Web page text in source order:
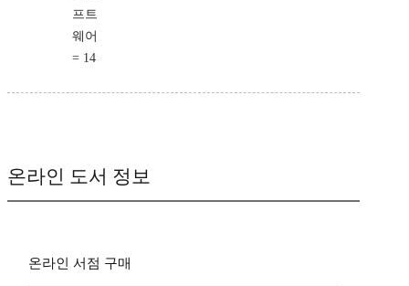
프트
웨어
= 14
온라인 도서 정보
온라인 서점 구매